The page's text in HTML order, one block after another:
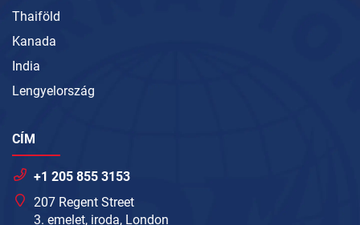
Thaiföld
Kanada
India
Lengyelország
CÍM
+1 205 855 3153
207 Regent Street
3. emelet, iroda, London